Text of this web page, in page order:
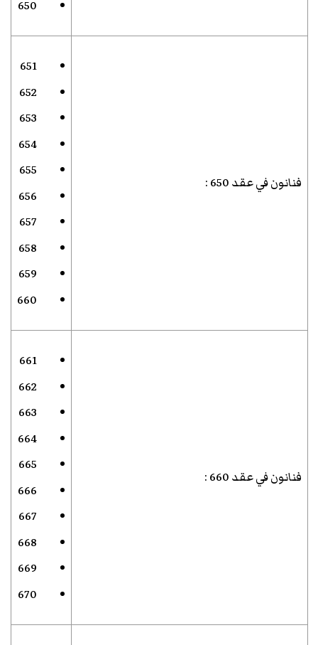
650
فنانون في عقد 650 :
651
652
653
654
655
656
657
658
659
660
فنانون في عقد 660 :
661
662
663
664
665
666
667
668
669
670